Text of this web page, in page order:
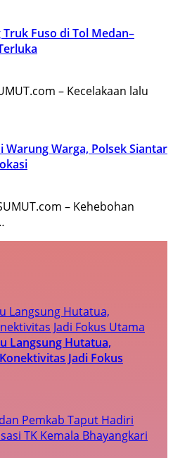
Fuso di Tol Medan–
– Kecelakaan lalu
Warung Warga, Polsek Siantar
– Kehebohan
Langsung Hutatua,
Jadi Fokus